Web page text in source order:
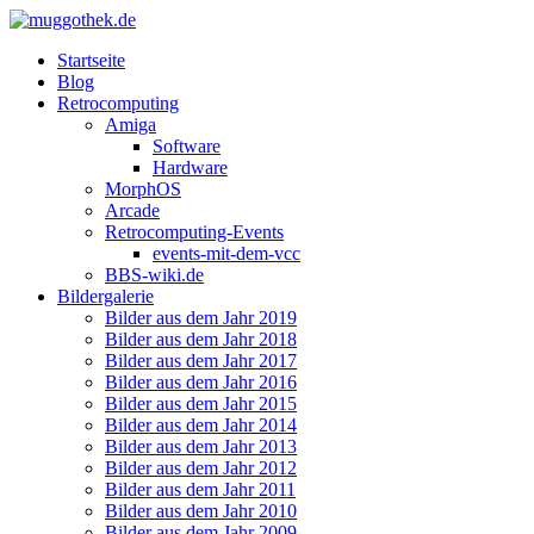
Startseite
Blog
Retrocomputing
Amiga
Software
Hardware
MorphOS
Arcade
Retrocomputing-Events
events-mit-dem-vcc
BBS-wiki.de
Bildergalerie
Bilder aus dem Jahr 2019
Bilder aus dem Jahr 2018
Bilder aus dem Jahr 2017
Bilder aus dem Jahr 2016
Bilder aus dem Jahr 2015
Bilder aus dem Jahr 2014
Bilder aus dem Jahr 2013
Bilder aus dem Jahr 2012
Bilder aus dem Jahr 2011
Bilder aus dem Jahr 2010